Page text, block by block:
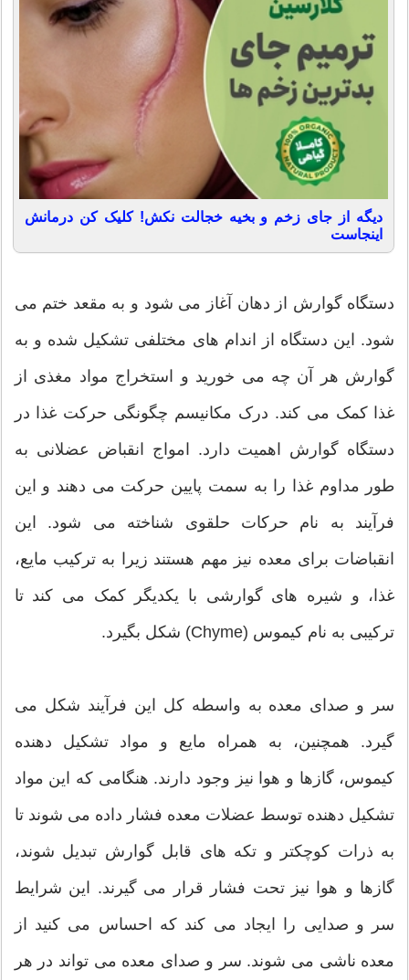
دیگه از جای زخم و بخیه خجالت نکش! کلیک کن درمانش
اینجاست
دستگاه گوارش از دهان آغاز می شود و به مقعد ختم می
شود. این دستگاه از اندام های مختلفی تشکیل شده و به
گوارش هر آن چه می خورید و استخراج مواد مغذی از
غذا کمک می کند. درک مکانیسم چگونگی حرکت غذا در
دستگاه گوارش اهمیت دارد. امواج انقباض عضلانی به
طور مداوم غذا را به سمت پایین حرکت می دهند و این
فرآیند به نام حرکات حلقوی شناخته می شود. این
انقباضات برای معده نیز مهم هستند زیرا به ترکیب مایع،
غذا، و شیره های گوارشی با یکدیگر کمک می کند تا
ترکیبی به نام کیموس (Chyme) شکل بگیرد.
سر و صدای معده به واسطه کل این فرآیند شکل می
گیرد. همچنین، به همراه مایع و مواد تشکیل دهنده
کیموس، گازها و هوا نیز وجود دارند. هنگامی که این مواد
تشکیل دهنده توسط عضلات معده فشار داده می شوند تا
به ذرات کوچکتر و تکه های قابل گوارش تبدیل شوند،
گازها و هوا نیز تحت فشار قرار می گیرند. این شرایط
سر و صدایی را ایجاد می کند که احساس می کنید از
معده ناشی می شوند. سر و صدای معده می تواند در هر